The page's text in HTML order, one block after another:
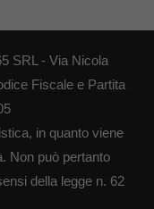
SRL - Via Nicola
Fiscale e Partita
in quanto viene
Non può pertanto
della legge n. 62